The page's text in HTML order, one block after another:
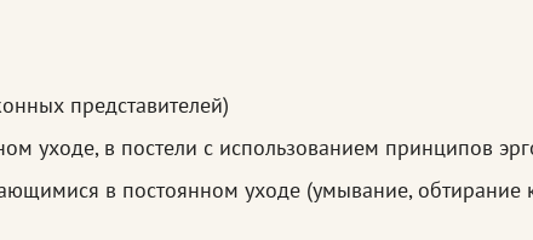
представителей)
уходе, в постели с использованием принципов
в постоянном уходе (умывание,